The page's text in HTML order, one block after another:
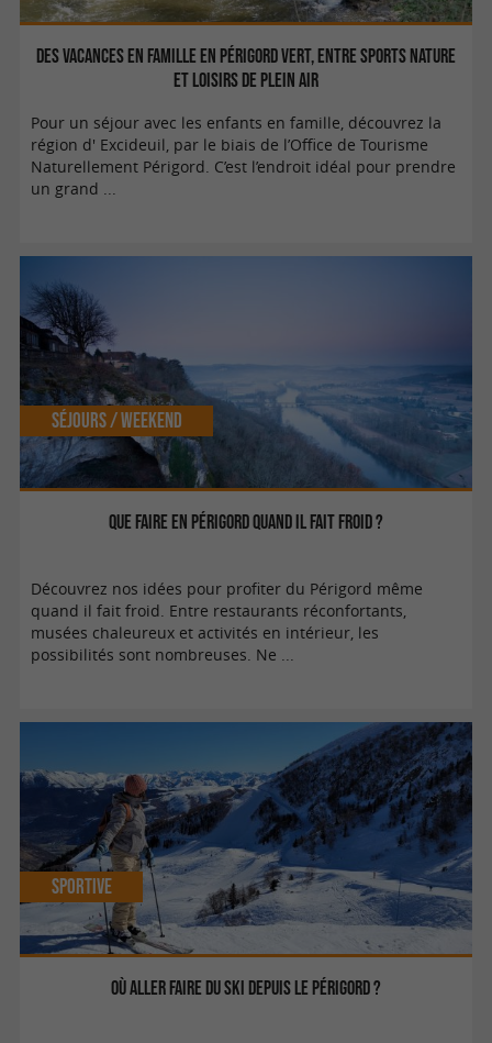
Des vacances en famille en Périgord Vert, entre sports nature
et loisirs de plein air
Pour un séjour avec les enfants en famille, découvrez la
région d' Excideuil, par le biais de l’Office de Tourisme
Naturellement Périgord. C’est l’endroit idéal pour prendre
un grand ...
Que faire en Périgord quand il fait froid ?
Séjours / Weekend
Découvrez nos idées pour profiter du Périgord même
quand il fait froid. Entre restaurants réconfortants,
musées chaleureux et activités en intérieur, les
possibilités sont nombreuses. Ne ...
Où aller faire du ski depuis le Périgord ?
Sportive